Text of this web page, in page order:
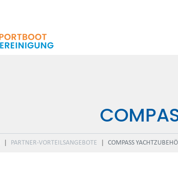
PARTNER-VORTEILSANGEBOTE COMPASS